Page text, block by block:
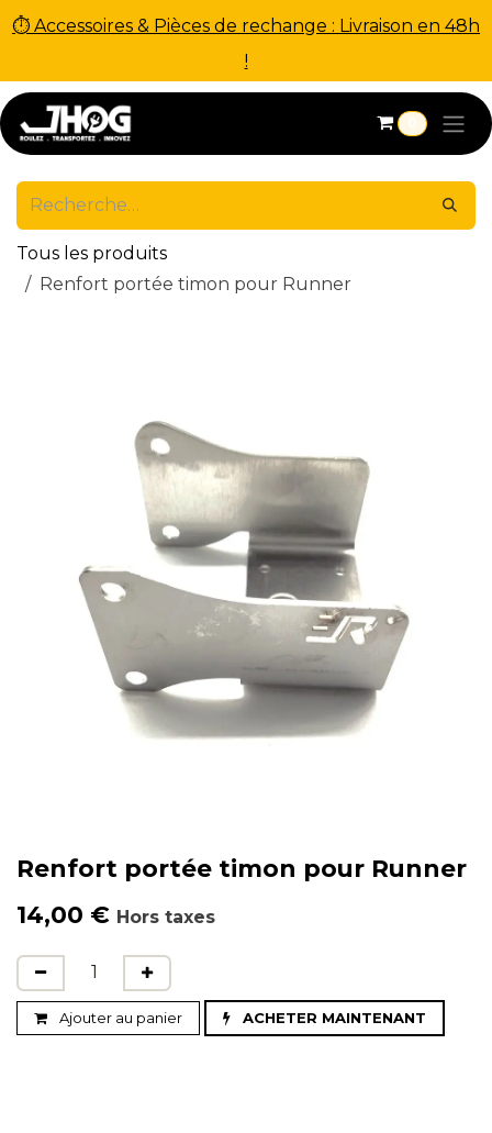
⏱ Accessoires & Pièces de rechange : Livraison en 48h
!
Se rendre au contenu
0
Tous les produits
Renfort portée timon pour Runner
Renfort portée timon pour Runner
14,00 € Hors taxes
Ajouter au panier ACHETER MAINTENANT